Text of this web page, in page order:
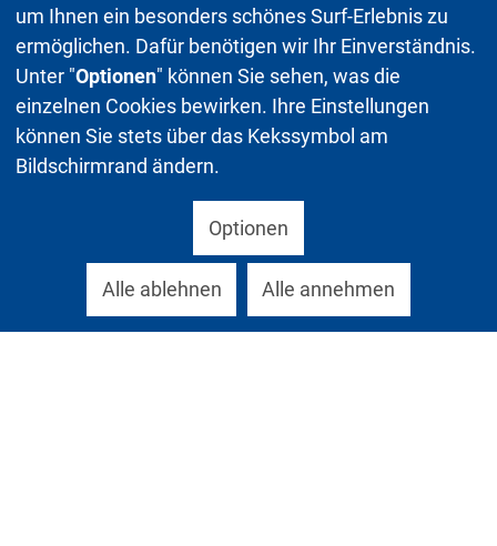
um Ihnen ein besonders schönes Surf-Erlebnis zu
ermöglichen. Dafür benötigen wir Ihr Einverständnis.
Unter "Optionen" können Sie sehen, was die
einzelnen Cookies bewirken. Ihre Einstellungen
können Sie stets über das Kekssymbol am
Bildschirmrand ändern.
Optionen
Alle ablehnen Alle annehmen